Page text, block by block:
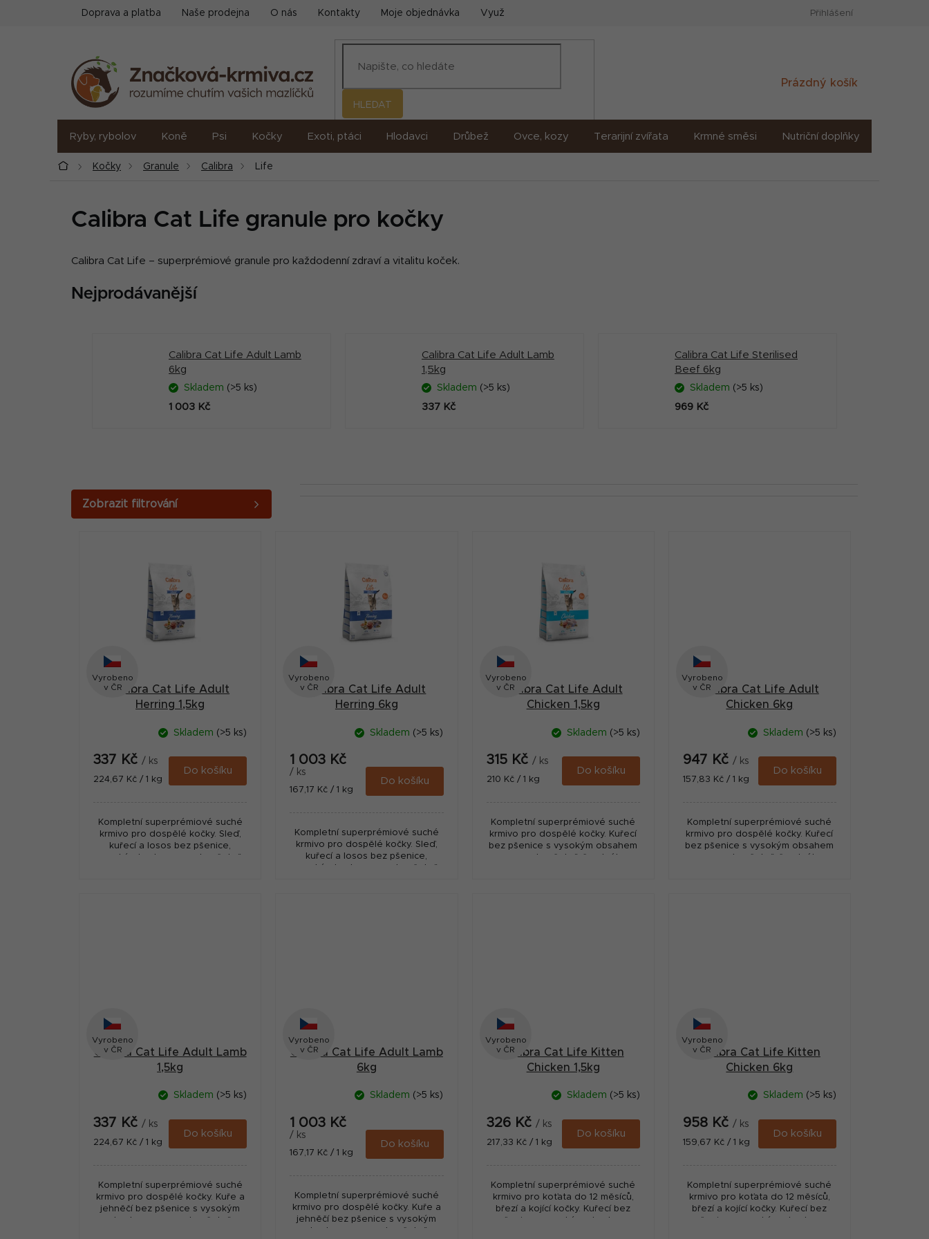
Doprava a platba Naše prodejna O nás Kontakty Moje objednávka Využití umělé inteligence (AI) Přihlášení
HLEDAT
Nákupní
Prázdný košík
Ryby, rybolov Koně Psi Kočky Exoti, ptáci Hlodavci Drůbež Ovce, kozy Terarijní zvířata Krmné směsi Nutriční doplňky
DomůKočky Granule Calibra Life
Calibra Cat Life granule pro kočky
Calibra Cat Life – superprémiové granule pro každodenní zdraví a vitalitu koček.
Nejprodávanější
Calibra Cat Life Adult Lamb
6kg
Skladem (>5 ks)
1 003 Kč
Calibra Cat Life Adult Lamb
1,5kg
Skladem (>5 ks)
337 Kč
Calibra Cat Life Sterilised
Beef 6kg
Skladem (>5 ks)
969 Kč
o
Vyrobeno
v ČRCalibra Cat Life Adult
Herring 1,5kg
Skladem (>5 ks)
337 Kč / ks
Měrná
224,67 Kč / 1 kg
Do košíku
Kompletní superprémiové suché
krmivo pro dospělé kočky. Sleď,
kuřecí a losos bez pšenice,
Vyrobeno
v ČRCalibra Cat Life Adult
Herring 6kg
Skladem (>5 ks)
1 003 Kč
/ ks
Měrná
167,17 Kč / 1 kg
Do košíku
Kompletní superprémiové suché
krmivo pro dospělé kočky. Sleď,
kuřecí a losos bez pšenice,
Vyrobeno
v ČRCalibra Cat Life Adult
Chicken 1,5kg
Skladem (>5 ks)
315 Kč / ks
Měrná
210 Kč / 1 kg
Do košíku
Kompletní superprémiové suché
krmivo pro dospělé kočky. Kuřecí
bez pšenice s vysokým obsahem
Vyrobeno
v ČR
Calibra Cat Life Adult
Chicken 6kg
Skladem (>5 ks)
947 Kč / ks
Měrná
157,83 Kč / 1 kg
Do košíku
Kompletní superprémiové suché
krmivo pro dospělé kočky. Kuřecí
bez pšenice s vysokým obsahem
Vyrobeno
v ČR
Calibra Cat Life Adult Lamb
1,5kg
Skladem (>5 ks)
337 Kč / ks
Měrná
224,67 Kč / 1 kg
Do košíku
Kompletní superprémiové suché
krmivo pro dospělé kočky. Kuře a
jehněčí bez pšenice s vysokým
obsahem masa, a to včetně
Vyrobeno
v ČR
Calibra Cat Life Adult Lamb
6kg
Skladem (>5 ks)
1 003 Kč
/ ks
Měrná
167,17 Kč / 1 kg
Do košíku
Kompletní superprémiové suché
krmivo pro dospělé kočky. Kuře a
jehněčí bez pšenice s vysokým
obsahem masa, a to včetně
Vyrobeno
v ČRCalibra Cat Life Kitten
Chicken 1,5kg
Skladem (>5 ks)
326 Kč / ks
Měrná
217,33 Kč / 1 kg
Do košíku
Kompletní superprémiové suché
krmivo pro koťata do 12 měsíců,
březí a kojící kočky. Kuřecí bez
pšenice s vysokým obsahem
Vyrobeno
v ČR
Calibra Cat Life Kitten
Chicken 6kg
Skladem (>5 ks)
958 Kč / ks
Měrná
159,67 Kč / 1 kg
Do košíku
Kompletní superprémiové suché
krmivo pro koťata do 12 měsíců,
březí a kojící kočky. Kuřecí bez
pšenice s vysokým obsahem